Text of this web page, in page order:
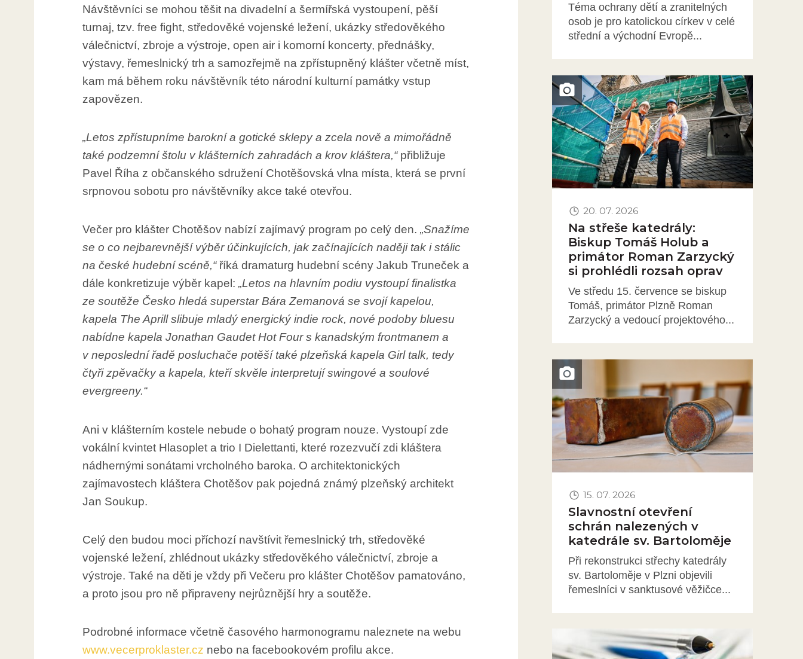
Návštěvníci se mohou těšit na divadelní a šermířská vystoupení, pěší
turnaj, tzv. free fight, středověké vojenské ležení, ukázky středověkého
válečnictví, zbroje a výstroje, open air i komorní koncerty, přednášky,
výstavy, řemeslnický trh a samozřejmě na zpřístupněný klášter včetně míst,
kam má během roku návštěvník této národní kulturní památky vstup
zapovězen.
„Letos zpřístupníme barokní a gotické sklepy a zcela nově a mimořádně
také podzemní štolu v klášterních zahradách a krov kláštera,“přibližuje
Pavel Říha z občanského sdružení Chotěšovská vlna místa, která se první
srpnovou sobotu pro návštěvníky akce také otevřou.
Večer pro klášter Chotěšov nabízí zajímavý program po celý den. „Snažíme
se o co nejbarevnější výběr účinkujících, jak začínajících naději tak i stálic
na české hudební scéně,“říká dramaturg hudební scény Jakub Truneček a
dále konkretizuje výběr kapel: „Letos na hlavním podiu vystoupí finalistka
ze soutěže Česko hledá superstar Bára Zemanová se svojí kapelou,
kapela The Aprill slibuje mladý energický indie rock, nové podoby bluesu
nabídne kapela Jonathan Gaudet Hot Four s kanadským frontmanem a
v neposlední řadě posluchače potěší také plzeňská kapela Girl talk, tedy
čtyři zpěvačky a kapela, kteří skvěle interpretují swingové a soulové
evergreeny.“
Ani v klášterním kostele nebude o bohatý program nouze. Vystoupí zde
vokální kvintet Hlasoplet a trio I Dielettanti, které rozezvučí zdi kláštera
nádhernými sonátami vrcholného baroka. O architektonických
zajímavostech kláštera Chotěšov pak pojedná známý plzeňský architekt
Jan Soukup.
Celý den budou moci příchozí navštívit řemeslnický trh, středověké
vojenské ležení, zhlédnout ukázky středověkého válečnictví, zbroje a
výstroje. Také na děti je vždy při Večeru pro klášter Chotěšov pamatováno,
a proto jsou pro ně připraveny nejrůznější hry a soutěže.
Podrobné informace včetně časového harmonogramu naleznete na webu
www.vecerproklaster.cz nebo na facebookovém profilu akce.
Téma ochrany dětí a zranitelných
osob je pro katolickou církev v celé
střední a východní Evropě...
Obrázek novinky
20. 07. 2026
Na střeše katedrály:
Biskup Tomáš Holub a
primátor Roman Zarzycký
si prohlédli rozsah oprav
Ve středu 15. července se biskup
Tomáš, primátor Plzně Roman
Zarzycký a vedoucí projektového...
Obrázek novinky
15. 07. 2026
Slavnostní otevření
schrán nalezených v
katedrále sv. Bartoloměje
Při rekonstrukci střechy katedrály
sv. Bartoloměje v Plzni objevili
řemeslníci v sanktusové věžičce...
Obrázek novinky